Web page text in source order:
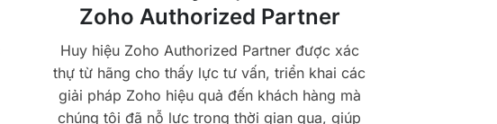
Zoho Authorized Partner
Huy hiệu Zoho Authorized Partner được xác
thự từ hãng cho thấy lực tư vấn, triển khai các
giải pháp Zoho hiệu quả đến khách hàng mà
chúng tôi đã nỗ lực trong thời gian qua, giúp